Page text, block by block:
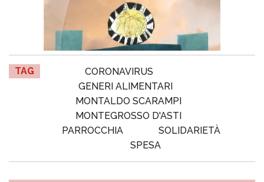
TAG
CORONAVIRUS
GENERI ALIMENTARI
MONTALDO SCARAMPI
MONTEGROSSO D'ASTI
PARROCCHIA
SOLIDARIETÀ
SPESA